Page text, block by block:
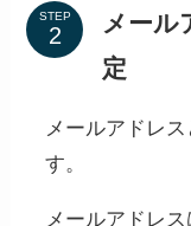
STEP
メール
定
メールアドレ
す。
メールアドレ